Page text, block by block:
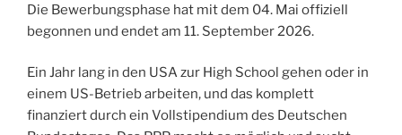
Die Bewerbungsphase hat mit dem 04. Mai offiziell
begonnen und endet am 11. September 2026.
Ein Jahr lang in den USA zur High School gehen oder in
einem US-Betrieb arbeiten, und das komplett
finanziert durch ein Vollstipendium des Deutschen